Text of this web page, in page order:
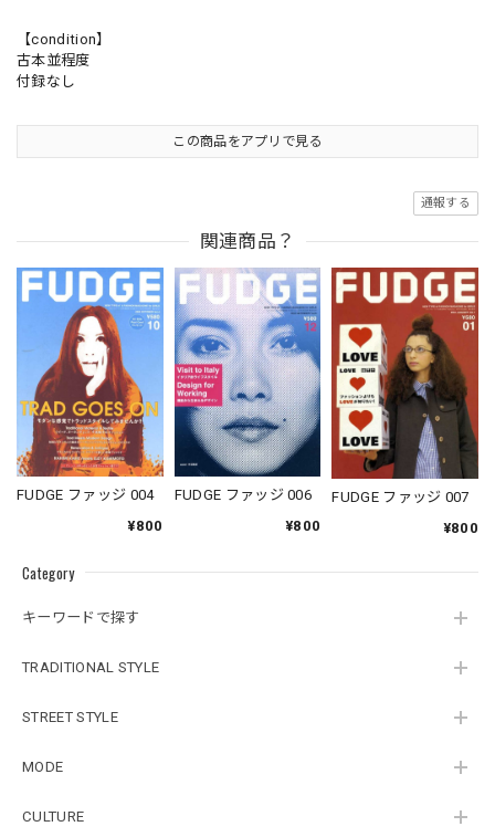
Category
キーワードで探す
TRADITIONAL STYLE
STREET STYLE
MODE
CULTURE
【condition】
古本並程度
付録なし
この商品をアプリで見る
通報する
関連商品？
FUDGE ファッジ 004
¥800
FUDGE ファッジ 006
¥800
FUDGE ファッジ 007
¥800